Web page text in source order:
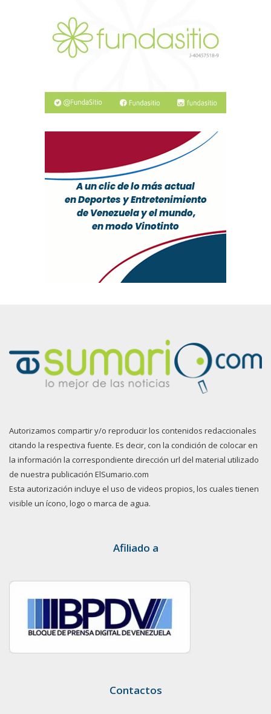
Autorizamos compartir y/o reproducir los contenidos redaccionales
citando la respectiva fuente. Es decir, con la condición de colocar en
la información la correspondiente dirección url del material utilizado
de nuestra publicación ElSumario.com
Esta autorización incluye el uso de videos propios, los cuales tienen
visible un ícono, logo o marca de agua.
Afiliado a
Contactos